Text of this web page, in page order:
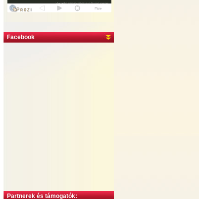
Facebook
Partnerek és támogatók: